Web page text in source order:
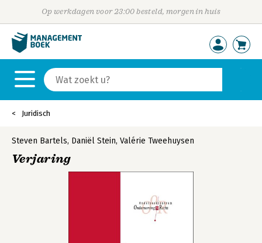
Op werkdagen voor 23:00 besteld, morgen in huis
Juridisch
Steven Bartels, Daniël Stein, Valérie Tweehuysen
Verjaring